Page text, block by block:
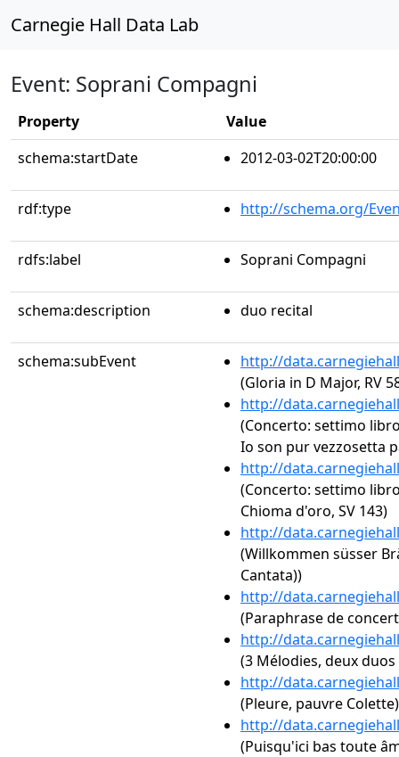
Carnegie Hall Data Lab
Event: Soprani Compagni
Property
Value
schema:startDate
2012-03-02T20:00:00
rdf:type http://schema.org/
rdfs:label Soprani Compagni
schema:description duo recital
schema:subEvent
http://
(Gloria in D Major, RV
http://
(Concerto: settimo
Io son pur vezzosetta
http://
(Concerto: settimo
Chioma d'oro, SV 143)
http://
(Willkommen süsser
Cantata))
http://
(Paraphrase de
http://
(3 Mélodies, deux
http://
(Pleure, pauvre Colette)
http://
(Puisqu'ici bas toute